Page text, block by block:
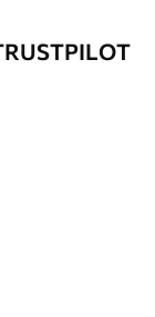
de barniz